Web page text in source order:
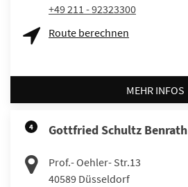
+49 211 - 92323300
Route berechnen
MEHR INFOS
4 Gottfried Schultz Benrath
Prof.- Oehler- Str.13
40589 Düsseldorf